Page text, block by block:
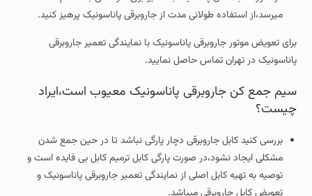
میرسد،از استفاده طولانی مدت از جاروبرقی پاناسونیک پرهیز کنید.
برای تعویض موتور جاروبرقی پاناسونیک با نمایندگی تعمیر جاروبرقی
پاناسونیک در تهران تماس حاصل نمایید.
سیم جمع کن جاروبرقی پاناسونیک معیوب است،ایراد
چیست؟
بررسی کنید کابل جاروبرقی دچار پارگی نباشد تا در حین جمع شدن
مشکلی ایجاد نشود،در صورت پارگی کابل ترمیم کابل بی فایده است و
توصیه به تهیه کابل اصلی از نمایندگی تعمیر جاروبرقی پاناسونیک و
تعویض کابل جاروبرقی میباشد.